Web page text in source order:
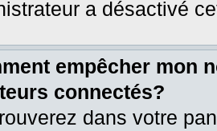
a désactivé
empêcher mon
connectés?
dans votre